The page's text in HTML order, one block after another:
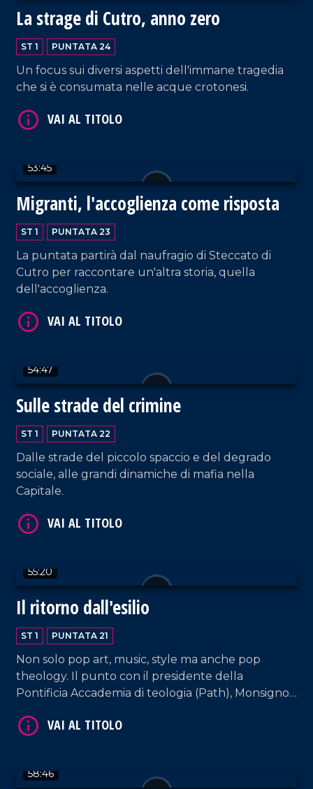
La strage di Cutro, anno zero
ST 1 PUNTATA 24
Un focus sui diversi aspetti dell'immane tragedia
che si è consumata nelle acque crotonesi.
53:45
Migranti, l'accoglienza come risposta
ST 1 PUNTATA 23
La puntata partirà dal naufragio di Steccato di
Cutro per raccontare un'altra storia, quella
dell'accoglienza.
54:47
Sulle strade del crimine
ST 1 PUNTATA 22
Dalle strade del piccolo spaccio e del degrado
sociale, alle grandi dinamiche di mafia nella
Capitale.
VAI AL TITOLO
55:20
Il ritorno dall'esilio
ST 1 PUNTATA 21
Non solo pop art, music, style ma anche pop
theology. Il punto con il presidente della
Pontificia Accademia di teologia (Path), Monsignor
VAI AL TITOLO
58:46
VAI AL TITOLO
VAI AL TITOLO